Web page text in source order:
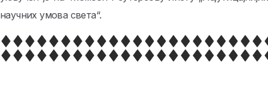
научних умова света“.